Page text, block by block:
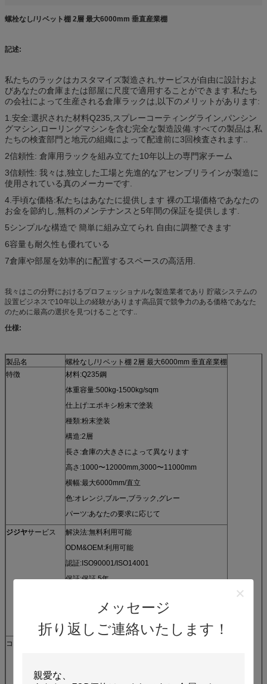
メッセージ
折り返しご連絡いたします！
螺栓なし/リベット棚 2層 最大6000mm 垂直産業棚
記述:
私たちのラックはカスタマイズ製造され,サービスが自由に設計およ
びあなたの倉庫または部屋に尺度で適用することができます.私たち
の会社によって生産される倉庫ラックは,以下のメリットがあります:
1.安全:選択された材料Q235,スプレーコーティングライン,パンシン
グマシン,ローリングマシンを含む完全な製造設備.すべての製品は,私
たちの検査部門と地元の組織によって配達前に3回検査されます..
2信頼性: 倉庫用ラックを組み立てた10年以上の専門家チーム
3信頼性: 我々は,独立した工場と先進的なアセンブリラインが製造に
使用されている真のメーカーです.
4.手頃な価格:私たちはあなたに提供します 裸の工場価格であなたの
お金を節約し,無料のメンテナンスと5年間の保証を提供します.
5シンプルな構造で 簡単に組み立てられ 自由に調整できます
6容量も耐久性も優れている
7倉庫や部屋を効率的に配置するスペースの高活用.
我々はこの分野におけるプロフェッショナルな製造業者であり 貯蔵システムの
設置ビジネスで10年以上の経験があります高品質で競争力のある価格であなた
のために最高の選択を見つけることです..
仕様:
製品名
螺栓なし/リベット棚 2層 最大6000mm 垂直産業棚
特徴
材料:Q235鋼
体重容量:500kg-1500kg/sqm
仕上げ:エポキシ粉末で塗装
種類:粉末塗装
構造:2層
長さ:倉庫の大きさによって異なります
高さ:1000〜12000mm,3000〜11000mm
横幅:最大6000mm/直立
色:オレンジ,ブルー,ブラック,グレー
パーツ:あなたの要求に応じて
ジジヤサービス
解決法:無料利用可能
ODM&OEM:利用可能
認証:ISO90001/ISO14001
保証:保証 5年
優位性:工場価格
応答時間は30分
コート要求